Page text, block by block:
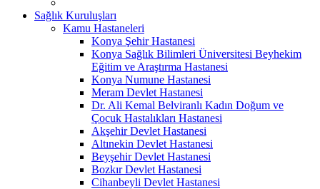
Sağlık Kuruluşları
Kamu Hastaneleri
Konya Şehir Hastanesi
Konya Sağlık Bilimleri Üniversitesi Beyhekim
Eğitim ve Araştırma Hastanesi
Konya Numune Hastanesi
Meram Devlet Hastanesi
Dr. Ali Kemal Belviranlı Kadın Doğum ve
Çocuk Hastalıkları Hastanesi
Akşehir Devlet Hastanesi
Altınekin Devlet Hastanesi
Beyşehir Devlet Hastanesi
Bozkır Devlet Hastanesi
Cihanbeyli Devlet Hastanesi